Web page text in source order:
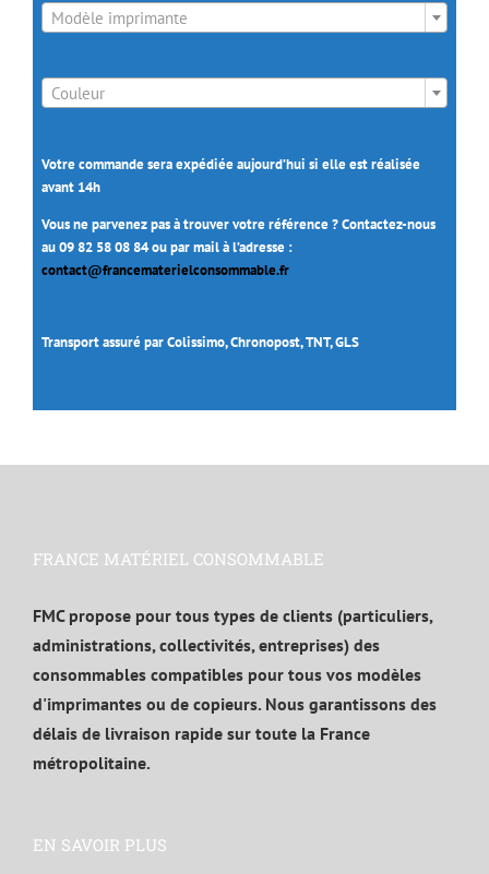
Modèle imprimante
Couleur
Votre commande sera expédiée aujourd’hui si elle est réalisée
avant 14h
Vous ne parvenez pas à trouver votre référence ? Contactez-nous
au 09 82 58 08 84 ou par mail à l’adresse :
contact@francematerielconsommable.fr
Transport assuré par Colissimo, Chronopost, TNT, GLS
FRANCE MATÉRIEL CONSOMMABLE
FMC propose pour tous types de clients (particuliers,
administrations, collectivités, entreprises) des
consommables compatibles pour tous vos modèles
d'imprimantes ou de copieurs. Nous garantissons des
délais de livraison rapide sur toute la France
métropolitaine.
EN SAVOIR PLUS